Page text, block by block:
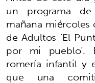
un programa
mañana
de Adultos ‘El
por mi pueblo’.
romería infantil y
que una